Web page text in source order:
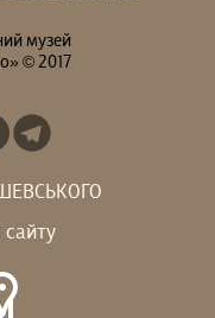
музей
© 2017
сайту